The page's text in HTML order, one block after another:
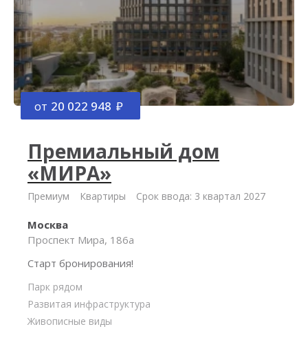
от 20 022 948
Премиальный дом
«МИРА»
Премиум Квартиры Срок ввода: 3 квартал 2027
Москва
Проспект Мира, 186а
Старт бронирования!
Парк рядом
Развитая инфраструктура
Живописные виды